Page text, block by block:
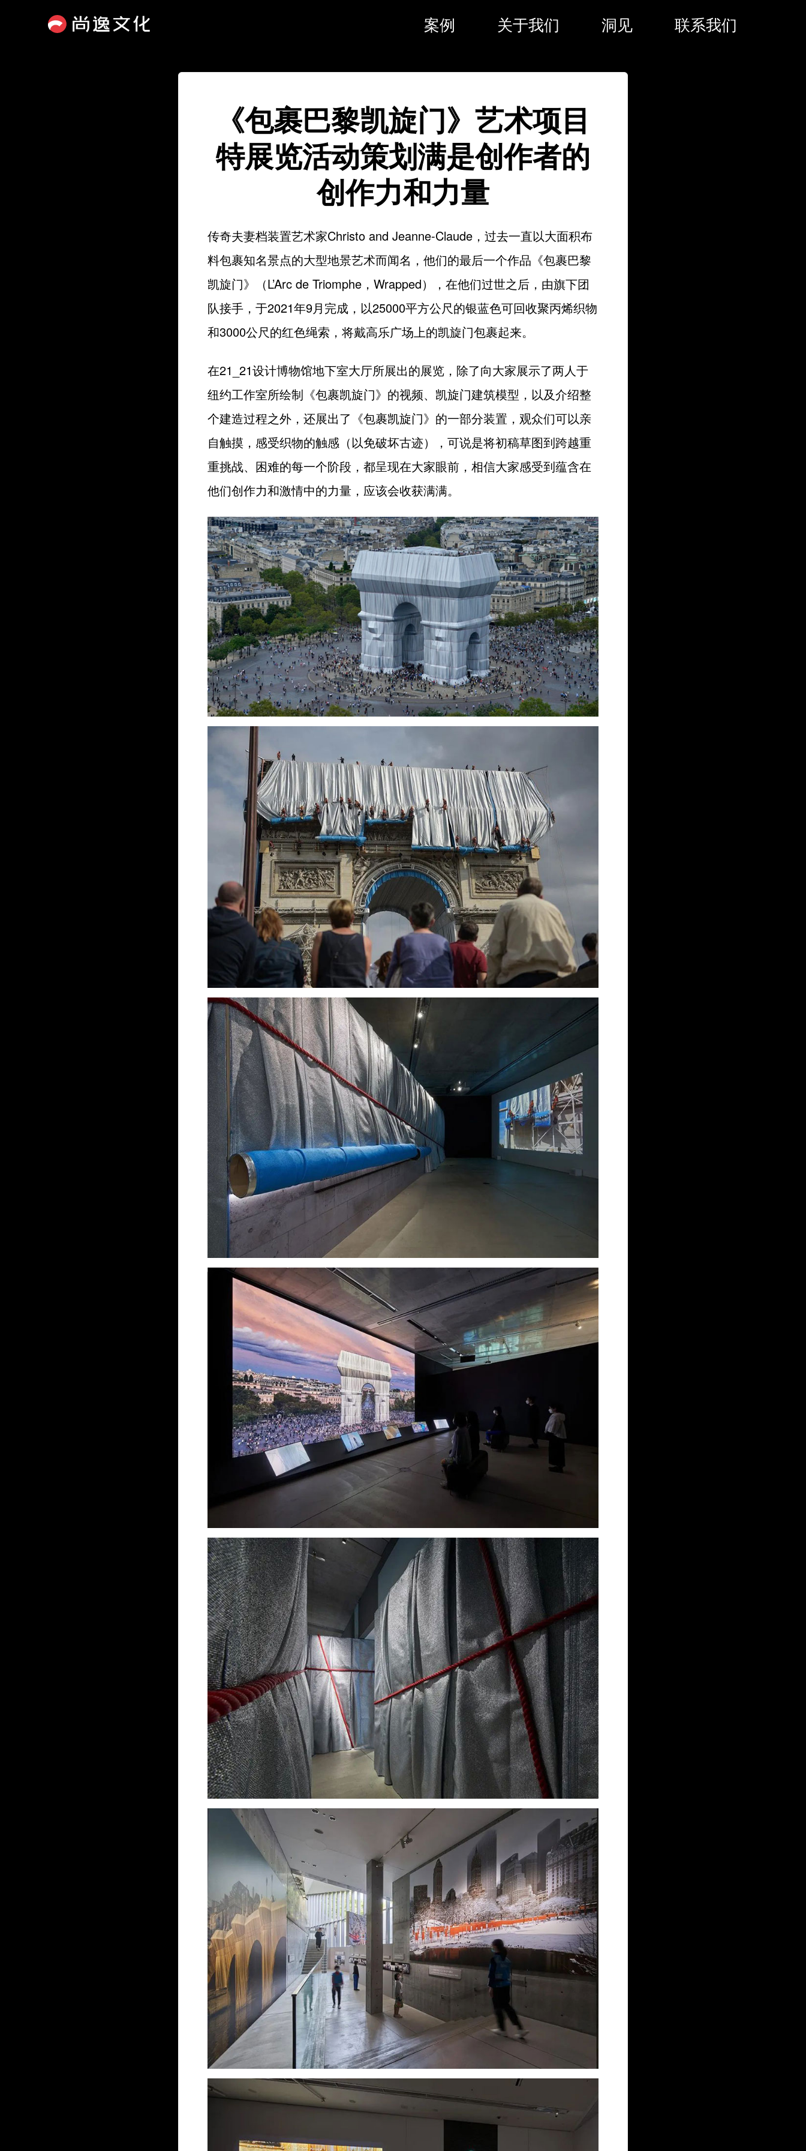
案例 关于我们 洞见 联系我们
《包裹巴黎凯旋门》艺术项目
特展览活动策划满是创作者的
创作力和力量
传奇夫妻档装置艺术家Christo and Jeanne-Claude，过去一直以大面积布
料包裹知名景点的大型地景艺术而闻名，他们的最后一个作品《包裹巴黎
凯旋门》（L’Arc de Triomphe，Wrapped），在他们过世之后，由旗下团
队接手，于2021年9月完成，以25000平方公尺的银蓝色可回收聚丙烯织物
和3000公尺的红色绳索，将戴高乐广场上的凯旋门包裹起来。
在21_21设计博物馆地下室大厅所展出的展览，除了向大家展示了两人于
纽约工作室所绘制《包裹凯旋门》的视频、凯旋门建筑模型，以及介绍整
个建造过程之外，还展出了《包裹凯旋门》的一部分装置，观众们可以亲
自触摸，感受织物的触感（以免破坏古迹），可说是将初稿草图到跨越重
重挑战、困难的每一个阶段，都呈现在大家眼前，相信大家感受到蕴含在
他们创作力和激情中的力量，应该会收获满满。